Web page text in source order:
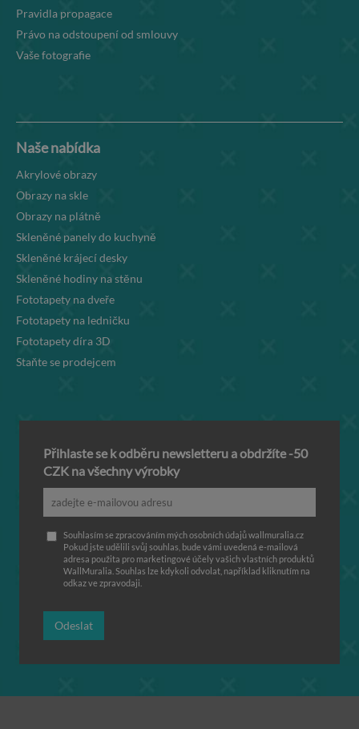
Pravidla propagace
Právo na odstoupení od smlouvy
Vaše fotografie
Naše nabídka
Akrylové obrazy
Obrazy na skle
Obrazy na plátně
Skleněné panely do kuchyně
Skleněné krájecí desky
Skleněné hodiny na stěnu
Fototapety na dveře
Fototapety na ledničku
Fototapety díra 3D
Staňte se prodejcem
Přihlaste se k odběru newsletteru a obdržíte -50
CZK na všechny výrobky
Souhlasím se zpracováním mých osobních údajů wallmuralia.cz
Pokud jste udělili svůj souhlas, bude vámi uvedená e-mailová
adresa použita pro marketingové účely vašich vlastních produktů
WallMuralia. Souhlas lze kdykoli odvolat, například kliknutím na
odkaz ve zpravodaji.
Odeslat